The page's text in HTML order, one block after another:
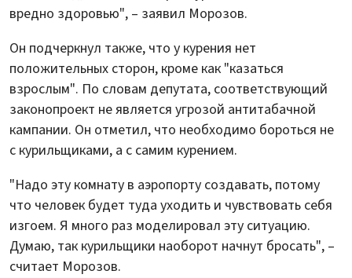
вредно здоровью", – заявил Морозов.
Он подчеркнул также, что у курения нет
положительных сторон, кроме как "казаться
взрослым". По словам депутата, соответствующий
законопроект не является угрозой антитабачной
кампании. Он отметил, что необходимо бороться не
с курильщиками, а с самим курением.
"Надо эту комнату в аэропорту создавать, потому
что человек будет туда уходить и чувствовать себя
изгоем. Я много раз моделировал эту ситуацию.
Думаю, так курильщики наоборот начнут бросать", –
считает Морозов.